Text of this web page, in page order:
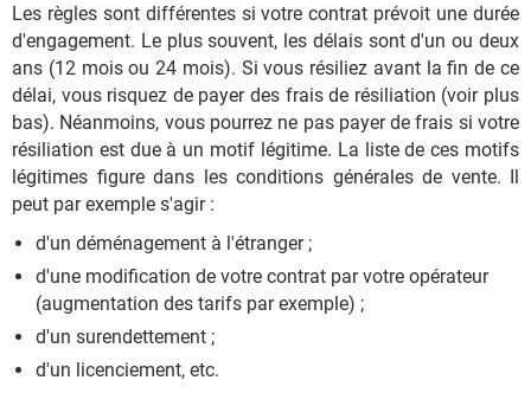
Les règles sont différentes si votre contrat prévoit une durée
d'engagement. Le plus souvent, les délais sont d'un ou deux
ans (12 mois ou 24 mois). Si vous résiliez avant la fin de ce
délai, vous risquez de payer des frais de résiliation (voir plus
bas). Néanmoins, vous pourrez ne pas payer de frais si votre
résiliation est due à un motif légitime. La liste de ces motifs
légitimes figure dans les conditions générales de vente. Il
peut par exemple s'agir :
d'un déménagement à l'étranger ;
d'une modification de votre contrat par votre opérateur
(augmentation des tarifs par exemple) ;
d'un surendettement ;
d'un licenciement, etc.